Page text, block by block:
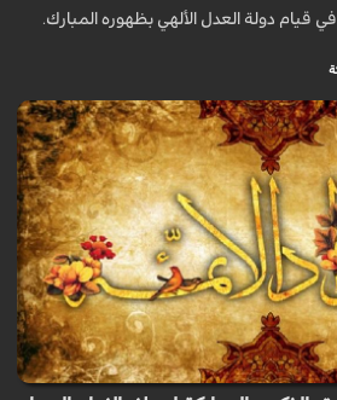
قيام دولة العدل الألهي بظهوره المبارك.